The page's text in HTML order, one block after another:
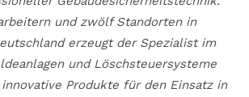
und zwölf Standorten in
erzeugt der Spezialist im
und Löschsteuersysteme
Produkte für den Einsatz in